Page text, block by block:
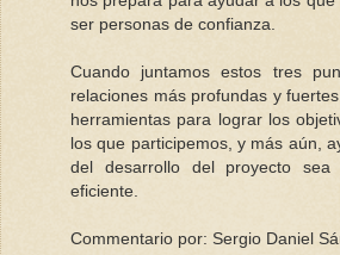
ser personas de confianza.
Cuando juntamos estos tres
relaciones más profundas y
herramientas para lograr los
los que participemos, y más aún,
del desarrollo del proyecto
eficiente.
Commentario por: Sergio Daniel